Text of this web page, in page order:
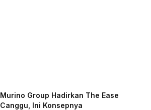
Murino Group Hadirkan The Ease
Canggu, Ini Konsepnya